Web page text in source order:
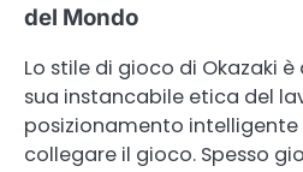
del Mondo
Lo stile di gioco di Okazaki
sua instancabile etica del
posizionamento
collegare il gioco. Spesso